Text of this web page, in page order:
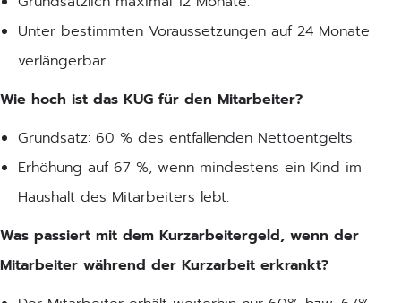
Unter bestimmten Voraussetzungen auf 24 Monate
verlängerbar.
Wie hoch ist das KUG für den Mitarbeiter?
Grundsatz: 60 % des entfallenden Nettoentgelts.
Erhöhung auf 67 %, wenn mindestens ein Kind im
Haushalt des Mitarbeiters lebt.
Was passiert mit dem Kurzarbeitergeld, wenn der
Mitarbeiter während der Kurzarbeit erkrankt?